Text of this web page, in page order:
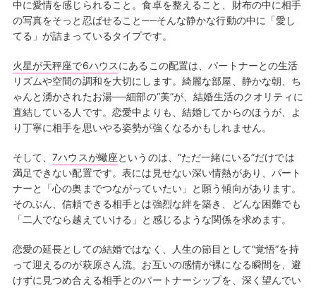
中に愛情を感じられること。食卓を整えること、財布の中に相手
の写真をそっと忍ばせること──そんな静かな行動の中に「愛し
てる」が詰まっているタイプです。
火星が天秤座で6ハウスにあるこの配置は、パートナーとの生活
リズムや空間の調和を大切にします。綺麗な部屋、静かな朝、ち
ゃんと湧かされたお湯──細部の“美”が、結婚生活のクオリティに
直結している人です。恋愛中よりも、結婚してからのほうが、よ
り丁寧に相手を思いやる姿勢が強くなるかもしれません。
そして、7ハウスが蠍座というのは、“ただ一緒にいる”だけでは
満足できない配置です。表には見せない深い情熱があり、パート
ナーと「心の奥までつながっていたい」と願う傾向があります。
そのぶん、信頼できる相手とは強烈な絆を築き、どんな困難でも
「二人でなら越えていける」と感じるような関係を求めます。
恋愛の延長としての結婚ではなく、人生の節目として“覚悟”を持
って迎えるのが萩原さん流。お互いの感情が裸になる瞬間を、避
けずに見つめ合える相手とのパートナーシップを、深く望んでい